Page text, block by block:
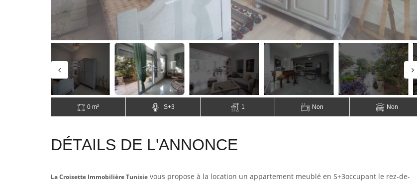
0 m² S+3 1 Non Non
DÉTAILS DE L'ANNONCE
La Croisette Immobilière Tunisie vous propose à la location un appartement meublé en S+3occupant le rez-de-